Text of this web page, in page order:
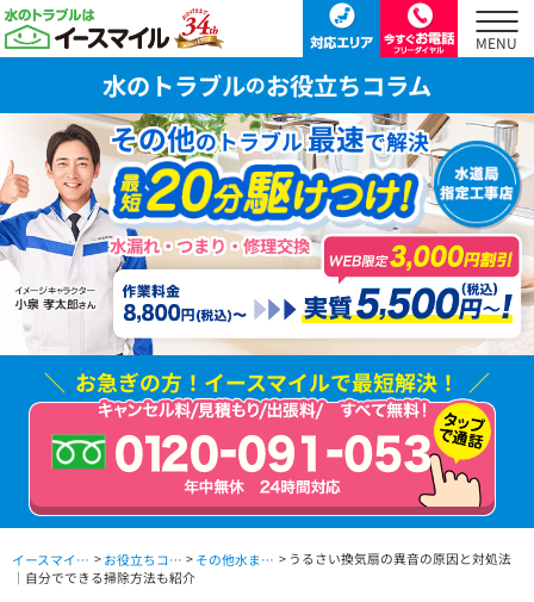
水のトラブルのお役立ちコラム
その他のトラブル最速で解決
水漏れ・つまり・修理交換
お急ぎの方！ イースマイルで最短解決！
イースマイル公式サイト TOP > お役立ちコラム TOP > その他水まわりのコラム > うるさい換気扇の異音の原因と対処法
｜自分でできる掃除方法も紹介